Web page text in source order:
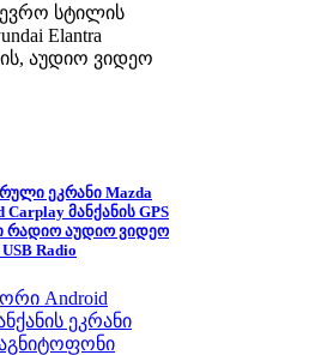
ევრო სტილის
Elantra
აუდიო ვიდეო
ეკრანი Mazda
Carplay მანქანის GPS
რადიო აუდიო ვიდეო
Radio